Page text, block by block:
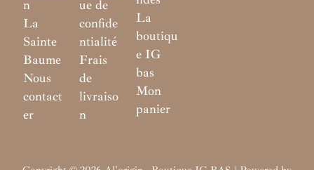
n
La
Sainte
Baume
Nous
contact
er
ue de
confide
ntialité
Frais
de
livraiso
n
La
boutiqu
e IG
bas
Mon
panier